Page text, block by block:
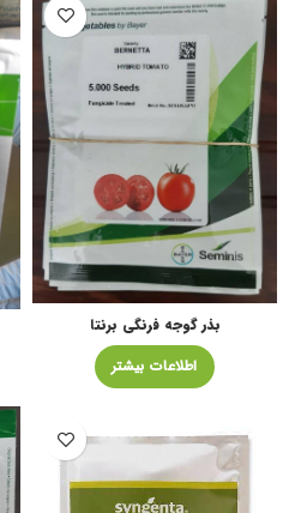
بذر گوجه فرنگی برنتا
اطلاعات بیشتر